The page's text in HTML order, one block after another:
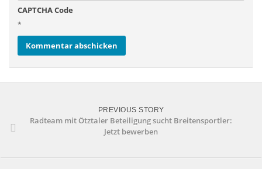
CAPTCHA Code
*
PREVIOUS STORY
Radteam mit Ötztaler Beteiligung sucht Breitensportler:
Jetzt bewerben